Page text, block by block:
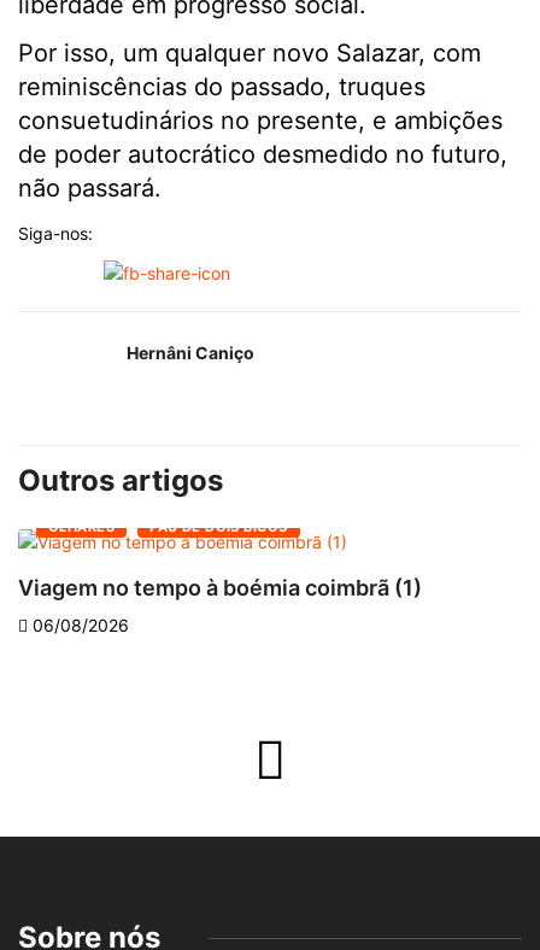
Por isso, um qualquer novo Salazar, com
reminiscências do passado, truques
consuetudinários no presente, e ambições
de poder autocrático desmedido no futuro,
não passará.
Siga-nos:
Hernâni Caniço
Outros artigos
OLHARES PAU DE DOIS BICOS
Viagem no tempo à boémia coimbrã (1)
06/08/2026
Sobre nós